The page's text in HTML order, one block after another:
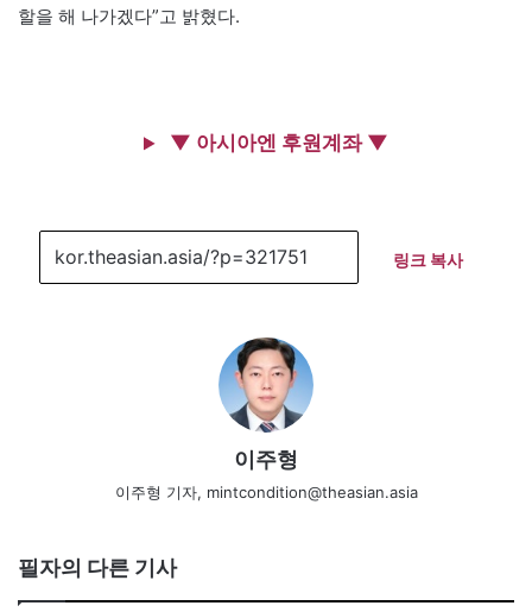
할을 해 나가겠다”고 밝혔다.
▼ 아시아엔 후원계좌 ▼
링크 복사
이주형
이주형 기자, mintcondition@theasian.asia
필자의 다른 기사